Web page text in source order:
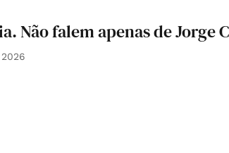
Não falem apenas de Jorge